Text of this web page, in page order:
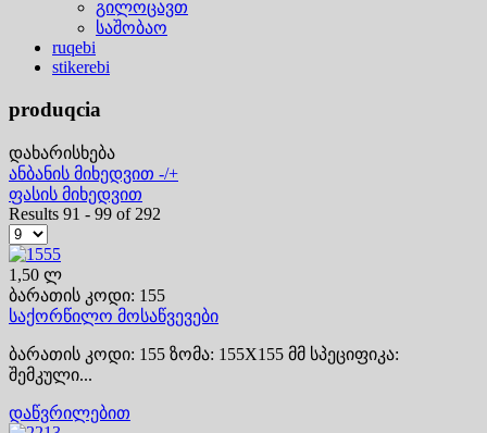
გილოცავთ
საშობაო
ruqebi
stikerebi
produqcia
დახარისხება
ანბანის მიხედვით -/+
ფასის მიხედვით
Results 91 - 99 of 292
1,50 ლ
ბარათის კოდი: 155
საქორწილო მოსაწვევები
ბარათის კოდი: 155 ზომა: 155X155 მმ სპეციფიკა:
შემკული...
დაწვრილებით